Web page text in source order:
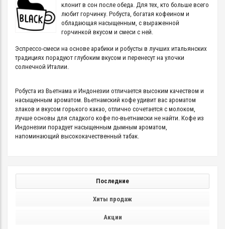
клонит в сон после обеда. Для тех, кто больше всего
любит горчинку. Робуста, богатая кофеином и
обладающая насыщенным, с выраженной
горчинкой вкусом и смеси с ней.
Эспрессо-смеси на основе арабики и робусты в лучших итальянских
традициях порадуют глубоким вкусом и перенесут на улочки
солнечной Италии.
Робуста из Вьетнама и Индонезии отличается высоким качеством и
насыщенным ароматом. Вьетнамский кофе удивит вас ароматом
злаков и вкусом горького какао, отлично сочетается с молоком,
лучше основы для сладкого кофе по-вьетнамски не найти. Кофе из
Индонезии порадует насыщенным дымным ароматом,
напоминающий высококачественный табак.
Последние
Хиты продаж
Акции